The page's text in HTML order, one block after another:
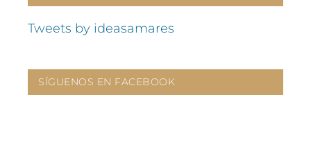
Tweets by ideasamares
SÍGUENOS EN FACEBOOK